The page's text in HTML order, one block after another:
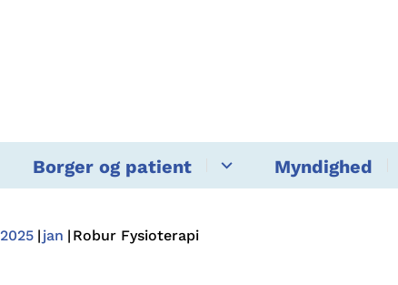
Borger og patient Myndighed
2025 jan Robur Fysioterapi